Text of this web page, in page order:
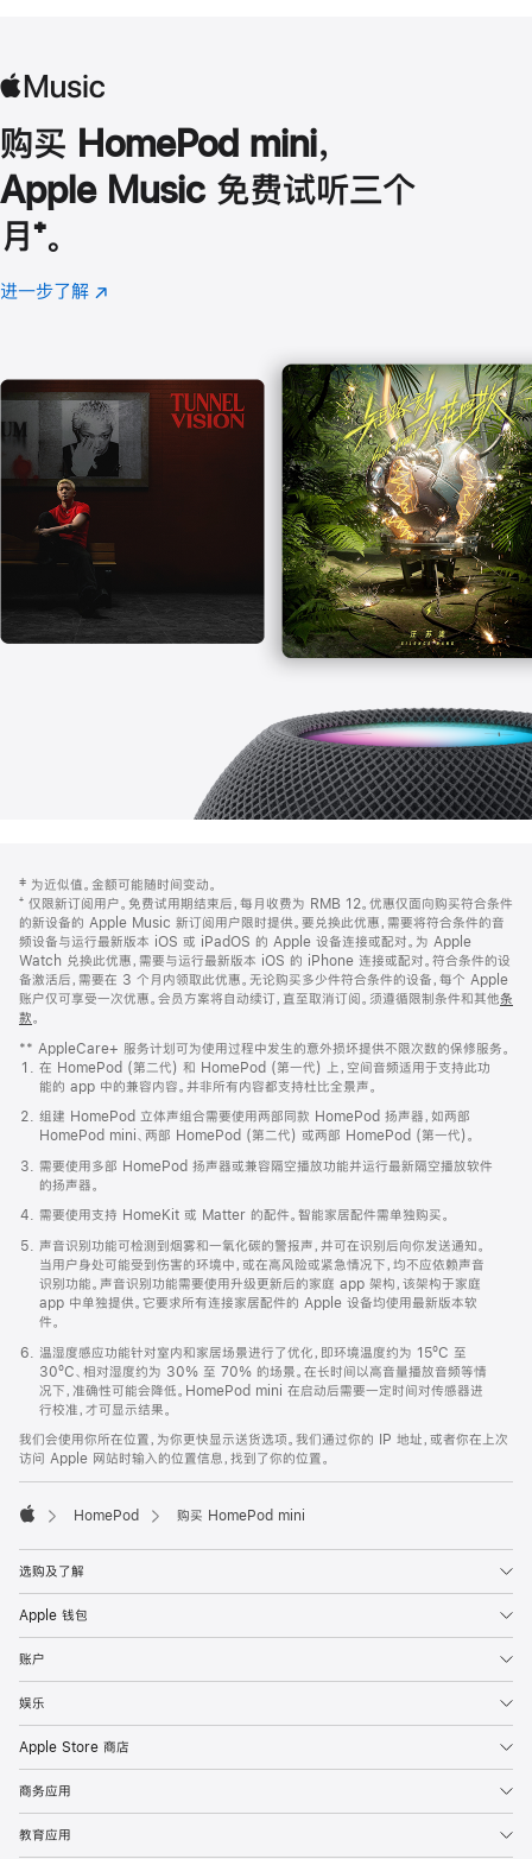
购买 HomePod mini，
Apple Music 免费试听三个
月 脚
注
⁺。
进一步了解 Apple
(在
口
中
打
开)
页
页
脚
注
‡ 为近似值。金额可能随时间变动。
⁺ 仅限新订阅用户。免费试用期结束后，每月收费为 RMB 12。优惠仅面向购买符合条件
的新设备的 Apple Music 新订阅用户限时提供。要兑换此优惠，需要将符合条件的音
频设备与运行最新版本 iOS 或 iPadOS 的 Apple 设备连接或配对。为 Apple
Watch 兑换此优惠，需要与运行最新版本 iOS 的 iPhone 连接或配对。符合条件的设
备激活后，需要在 3 个月内领取此优惠。无论购买多少件符合条件的设备，每个 Apple
账户仅可享受一次优惠。会员方案将自动续订，直至取消订阅。须遵循限制条件和其他条
款。
窗
口
中
打
开)
** AppleCare+ 服务计划可为使用过程中发生的意外损坏提供不限次数的保修服务。
在 HomePod (第二代) 和 HomePod (第一代) 上，空间音频适用于支持此功
能的 app 中的兼容内容。并非所有内容都支持杜比全景声。
组建 HomePod 立体声组合需要使用两部同款 HomePod 扬声器，如两部
HomePod mini、两部 HomePod (第二代) 或两部 HomePod (第一代)。
需要使用多部 HomePod 扬声器或兼容隔空播放功能并运行最新隔空播放软件
的扬声器。
需要使用支持 HomeKit 或 Matter 的配件。智能家居配件需单独购买。
声音识别功能可检测到烟雾和一氧化碳的警报声，并可在识别后向你发送通知。
当用户身处可能受到伤害的环境中，或在高风险或紧急情况下，均不应依赖声音
识别功能。声音识别功能需要使用升级更新后的家庭 app 架构，该架构于家庭
app 中单独提供。它要求所有连接家居配件的 Apple 设备均使用最新版本软
件。
温湿度感应功能针对室内和家居场景进行了优化，即环境温度约为 15ºC 至
30ºC、相对湿度约为 30% 至 70% 的场景。在长时间以高音量播放音频等情
况下，准确性可能会降低。HomePod mini 在启动后需要一定时间对传感器进
行校准，才可显示结果。
我们会使用你所在位置，为你更快显示送货选项。我们通过你的 IP 地址，或者你在上次
访问 Apple 网站时输入的位置信息，找到了你的位置。
HomePod 购买 HomePod mini
选购及了解
Apple 钱包
账户
娱乐
Apple Store 商店
商务应用
教育应用